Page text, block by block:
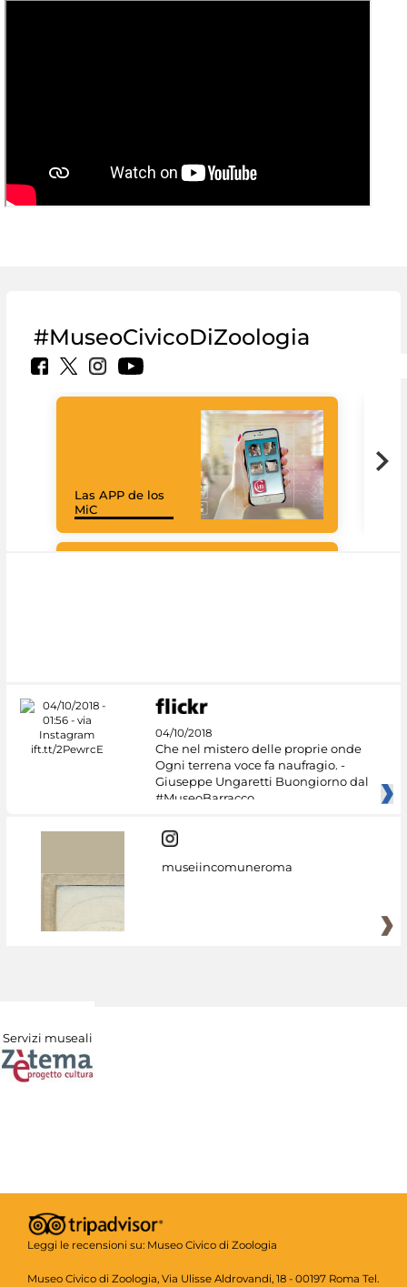
#MuseoCivicoDiZoologia
Las APP de los
MiC
04/10/2018
Che nel mistero delle proprie onde
Ogni terrena voce fa naufragio. -
Giuseppe Ungaretti Buongiorno dal
#MuseoBarracco
museiincomuneroma
Servizi museali
Leggi le recensioni su: Museo Civico di Zoologia
Museo Civico di Zoologia, Via Ulisse Aldrovandi, 18 - 00197 Roma Tel.